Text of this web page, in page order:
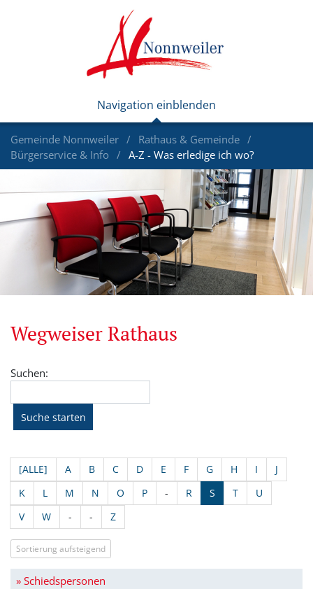
Gemeinde Nonnweiler
Rathaus & Gemeinde
Bürgerservice & Info
A-Z - Was erledige ich wo?
Wegweiser Rathaus
Suchen:
[ALLE] A B C D E F G H I
J
K
L M N O P - R S T
U
V
W - - Z
Sortierung aufsteigend
» Schiedspersonen